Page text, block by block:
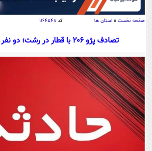
اقتصاد
اقتصادی
جامعه
محیط زیست
سفر و تفریح
فناوری و It
قرآن
گوناگون
صفحه نخست » استان ها کد۱۱۶۴۵۴۸
تصادف پژو ۲۰۶ با قطار در رشت؛ دو نفر جان باختند